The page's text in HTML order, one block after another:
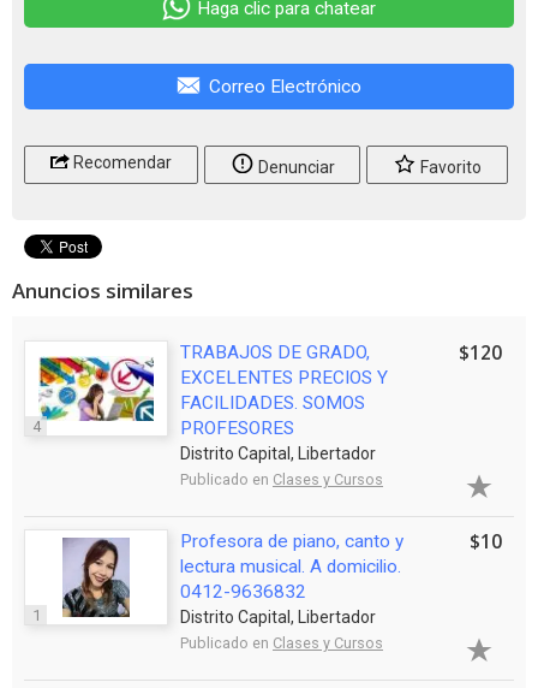
Haga clic para chatear
Correo Electrónico
Recomendar Denunciar Favorito
Anuncios similares
4
TRABAJOS DE GRADO,
EXCELENTES PRECIOS Y
FACILIDADES. SOMOS
PROFESORES
Distrito Capital, Libertador
Publicado en Clases y Cursos
$120
1
Profesora de piano, canto y
lectura musical. A domicilio.
0412-9636832
Distrito Capital, Libertador
Publicado en Clases y Cursos
$10